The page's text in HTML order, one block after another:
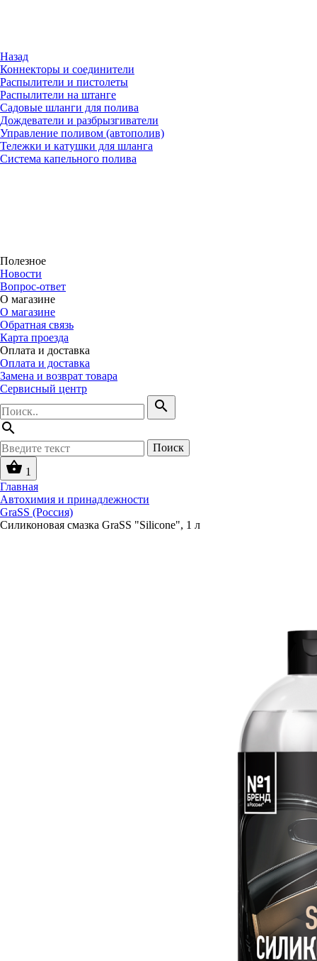
Назад
Коннекторы и соединители
Распылители и пистолеты
Распылители на штанге
Садовые шланги для полива
Дождеватели и разбрызгиватели
Управление поливом (автополив)
Тележки и катушки для шланга
Система капельного полива
Полезное
Новости
Вопрос-ответ
О магазине
О магазине
Обратная связь
Карта проезда
Оплата и доставка
Оплата и доставка
Замена и возврат товара
Сервисный центр
search
search
Поиск
shopping_basket 1
Главная
Автохимия и принадлежности
GraSS (Россия)
Силиконовая смазка GraSS "Silicone", 1 л